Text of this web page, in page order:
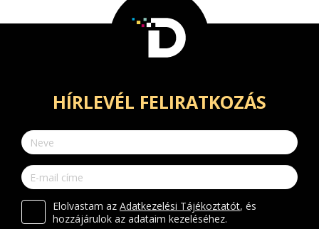
HÍRLEVÉL FELIRATKOZÁS
Elolvastam az Adatkezelési Tájékoztatót, és
hozzájárulok az adataim kezeléséhez.